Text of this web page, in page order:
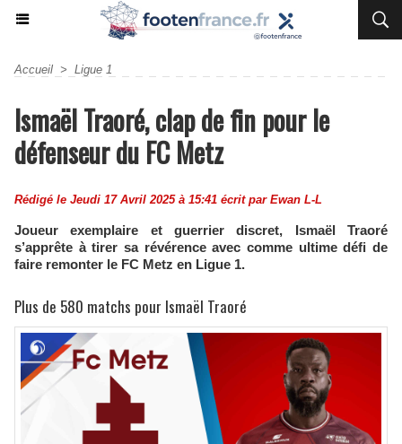
Accueil > Ligue 1
Ismaël Traoré, clap de fin pour le
défenseur du FC Metz
Rédigé le Jeudi 17 Avril 2025 à 15:41 écrit par Ewan L-L
Joueur exemplaire et guerrier discret, Ismaël Traoré
s’apprête à tirer sa révérence avec comme ultime défi de
faire remonter le FC Metz en Ligue 1.
Plus de 580 matchs pour Ismaël Traoré